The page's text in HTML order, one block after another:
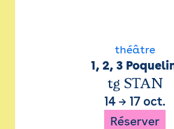
théâtre
1, 2, 3
tg STAN
14 → 17 oct.
Réserver